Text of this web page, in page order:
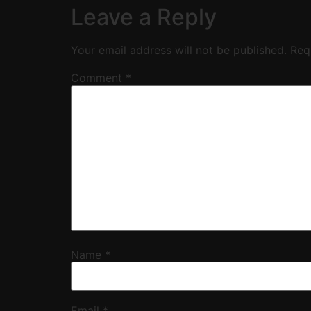
Leave a Reply
Your email address will not be published.
Comment *
Name *